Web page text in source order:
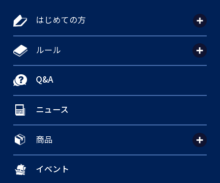
はじめての方
ルール
Q&A
ニュース
商品
イベント